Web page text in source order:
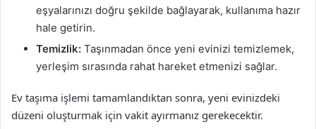
eşyalarınızı doğru şekilde bağlayarak, kullanıma hazır
hale getirin.
Temizlik: Taşınmadan önce yeni evinizi temizlemek,
yerleşim sırasında rahat hareket etmenizi sağlar.
Ev taşıma işlemi tamamlandıktan sonra, yeni evinizdeki
düzeni oluşturmak için vakit ayırmanız gerekecektir.